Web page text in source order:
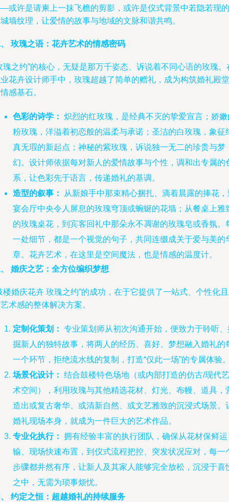
或许是请柬上一抹飞檐的剪影，或许是仪式背景中若隐若现的
墙纹理，让爱情的故事与地域的文脉和谐共鸣。
玫瑰之语：花卉艺术的情感密码
瑰之约”的核心，无疑是那万千姿态、诉说着不同心语的玫瑰。
花卉设计师手中，玫瑰超越了简单的赠礼，成为构筑婚礼殿堂
感基石。
色彩的诗学： 炽烈的红玫瑰，是经典不灭的挚爱宣言；娇嫩
粉玫瑰，洋溢着初恋般的温柔与承诺；圣洁的白玫瑰，象征
真无瑕的新起点；神秘的紫玫瑰，诉说独一无二的珍贵与梦
幻。设计师依据每对新人的爱情故事与个性，调和出专属的
系，让色彩先于语言，传递婚礼的基调。
造型的叙事：
从新娘手中那束精心捆扎、滴着晨露的捧花，
宴会厅中央令人屏息的玫瑰穹顶或蜿蜒的花墙；从餐桌上雅
的玫瑰桌花，到宾客回礼中那朵永不凋谢的玫瑰皂或香氛。
一处细节，都是一个视觉的句子，共同连缀成关于爱与美的
章。花卉艺术，在这里是空间魔法，也是情感的温度计。
婚庆之艺：全方位编织梦想
楼婚庆花卉 玫瑰之约”的成功，在于它提供了一站式、个性化
术感的整体解决方案。
定制化策划： 专业策划师从初次沟通开始，便致力于聆听、
掘新人的独特故事，将两人的经历、喜好、梦想融入婚礼的
一个环节，拒绝流水线的复制，打造“仅此一场”的专属体验
场景化设计： 结合鼓楼特色场地（或内部打造的仿古/现代艺
术空间），利用玫瑰与其他精选花材、灯光、布幔、道具，
造出或复古奢华、或清新自然、或文艺雅致的沉浸式场景。
婚礼现场本身，就成为一件巨大的艺术作品。
专业化执行： 拥有经验丰富的执行团队，确保从花材保鲜运
输、现场快速布置，到仪式流程把控、突发状况应对，每一
步骤都井然有序，让新人及其家人能够完全放松，沉浸于喜
之中，无需为琐事烦忧。
约定之恒：超越婚礼的持续服务